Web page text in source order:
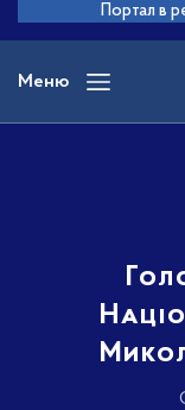
основного
вмісту
Портал в
Меню